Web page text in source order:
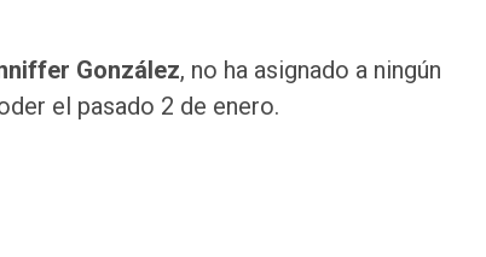
González, no ha asignado a ningún
el pasado 2 de enero.